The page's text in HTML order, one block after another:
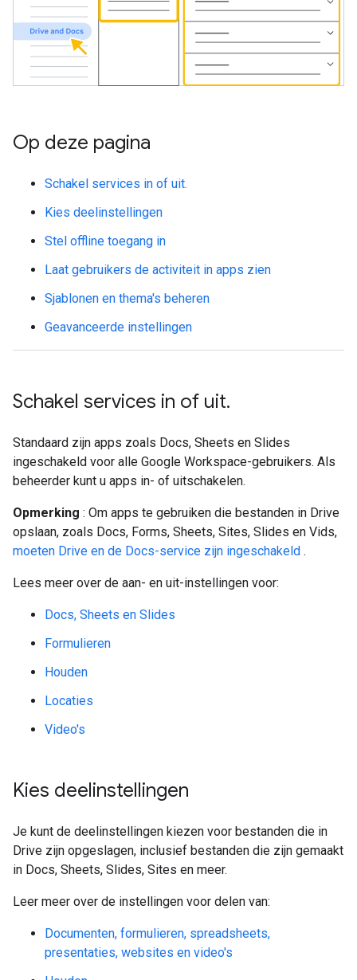
Op deze pagina
Schakel services in of uit.
Kies deelinstellingen
Stel offline toegang in
Laat gebruikers de activiteit in apps zien
Sjablonen en thema's beheren
Geavanceerde instellingen
Schakel services in of uit.
Standaard zijn apps zoals Docs, Sheets en Slides
ingeschakeld voor alle Google Workspace-gebruikers. Als
beheerder kunt u apps in- of uitschakelen.
Opmerking : Om apps te gebruiken die bestanden in Drive
opslaan, zoals Docs, Forms, Sheets, Sites, Slides en Vids,
moeten Drive en de Docs-service zijn ingeschakeld .
Lees meer over de aan- en uit-instellingen voor:
Docs, Sheets en Slides
Formulieren
Houden
Locaties
Video's
Kies deelinstellingen
Je kunt de deelinstellingen kiezen voor bestanden die in
Drive zijn opgeslagen, inclusief bestanden die zijn gemaakt
in Docs, Sheets, Slides, Sites en meer.
Leer meer over de instellingen voor delen van:
Documenten, formulieren, spreadsheets,
presentaties, websites en video's